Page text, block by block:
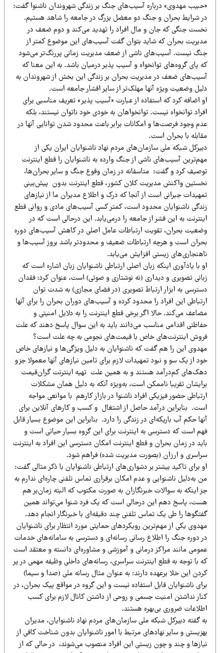
مهدوی» درباره آسیب‌های جنگ بر زندگی شهروندان ناشنوا گفت:
شرایط بحران‌ و جنگ دو معضل بزرگ در جامعه را شاهد هستیم.
جنگی که جان و مال افراد را تهدید می‌کند و دوم ضعف در
بحران که شاید بتوان گفت آسیب‌های این موضوع کمتر از
نیست. آسیب‌های ناشی از ضعف مدیریت زمانی پررنگ‌تر می‌شود
پای گروه‌های توانخواه و آسیب پذیر درمیان باشد. به این معنا که
ضعف در مدیریت بحران بر زندگی این بخش از شهروندان به
وضعیت ویژه آنها مهلک‌تر از سایر اقشار جامعه است.
اضافه کرد که استفاده از عبارت «آسیب پذیر» تعریف مناسبی برای
توانخواه نیست. توانخواهان به خودی خود ناتوان نیستند، بلکه
وجود فرصت‌ها و امکانات برابر باعث محدود شدن توانایی آنها در
با بحران است.
شبکه ملی سازمان‌های مردم نهاد ناشنوایان ایران یکی از
آسیب‌‌های ناشی از جنگ وارده به ناشنوایان را قطع اینترنت
کرد و گفت: متاسفانه در زمان وقوع جنگ و سایر بحران‌ها،
واکنش مدیریت کلان کشور، قطع اینترنت بدون پیش‌بینی
جبرانی است از آنجا که درک و اطلاع مدیران ما از نیازهای
ناشنوایان محدود است، کمتر کسی آسیب‌های مادی و روانی قطع
به این قشر از جامعه را درمی‌یابد. این درحالی است که در
بحران، تقویت ارتباطات عامل اصلی در کاهش آسیب‌های دوره
است و هرچه ارتباطات ضعیف و محدودتر باشد بروز آسیب‌ها و
زیستی افزایش می‌یابد.
با یادآوری اینکه زبان اصلی ارتباطی ناشنوایان زبان اشاره است که
تصویری و دیداری (نه نوشتاری و صوتی) است، عنوان کرد: فقدان
به ابزار ارتباط تصویری (در فضای مجازی) به شدت توان
این افراد را محدود کرده و آسیب‌های دوران بحران را برای آنها
می‌کند. حالا اگر برخی قطع اینترنت را به دلایل امنیتی و
اقدامی مناسب می‌دانند باید به این سوال پاسخ دهند که علت
اینترنت‌های خاص با قیمت‌های نجومی به چه علت است؟
این را هم گفت که ناشنوایان به دلیل ویژگی‌ها و نیازهای خاص
از یک سو و نبود تمهیدات لازم برای تامین نیازهای آنها معمولا جزو
کم‌درآمد هستند و به همین علت تهیه اینترنت گران‌قیمت
تقریبا ناممکن است، به‌ویژه آنکه به دلیل همان مشکلات
حضور فیزیکی افراد ناشنوا در بازار کارهم با موانعی مواجه
بنابراین درآمد حاصل از اشتغال و کسب‌ و کارهای آنلاین برای
حکم آب باریکه‌ای در زندگی را دارد. بنابراین این موضوع بسیار قابل
است که دسترسی به اینترنت برای این گروه بسیار حیاتی است و
در زمان بحران و قطع اینترنت امکان دسترسی این افراد به اینترنت
و ارزان (بصورت مدیریت شده) فراهم شود.
برای تاکید بیشتر بر دشواری‌های ارتباطی ناشنوایان با ذکر مثالی گفت:
به‌دلیل ناشنوایی و عدم امکان برقراری تماس تلفنی چاره‌ای ندارم به
اینکه به سوالات خبرنگاران به صورت مکتوب که البته زمان‌بر هم
پاسخ دهم این درحالی است که یک فرد شنوا می‌تواند همین
را طی یک تماس تلفنی چند دقیقه‌ای با خبرنگار انجام دهد.
یکی از مهم‌ترین رویکردهای حمایتی مورد انتظار برای ناشنوایان
دوره جنگ را اطلاع رسانی رسانه‌ای و دسترسی به سامانه‌های خدمات
مانند مراکز درمانی و آموزشی و مشاوره‌ای دانسته و معتقد است
با توجه به قطع اینترنت سراسری، رسانه‌های داخلی وظیفه مهمی در پر
این خلا برعهده دارند: به عنوان مثال رسانه ملی (صدا و سیما)
ناشنوایان قابل استفاده نیست و این گروه در مواقع پیک بحران، در
نداشتن امنیت جسمی و روحی از داشتن کانال لازم برای کسب
ضروری بی‌بهره هستند.
گفته دبیرکل شبکه ملی سازمان‌های مردم نهاد ناشنوایان، مدیران
و سایر نهادهای مرتبط با امور ناشنوایان بدون شناخت کافی از
و چند و چون زیستی این افراد منصوب می‌شوند، در حالی که از